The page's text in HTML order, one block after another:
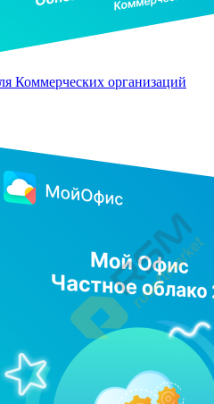
Коммерческих организаций